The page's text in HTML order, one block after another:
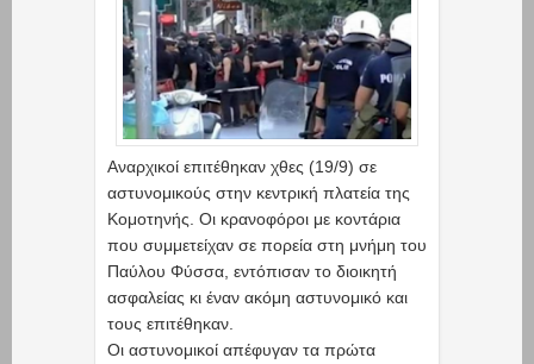
Αναρχικοί επιτέθηκαν χθες (19/9) σε
αστυνομικούς στην κεντρική πλατεία της
Κομοτηνής. Οι κρανοφόροι με κοντάρια
που συμμετείχαν σε πορεία στη μνήμη του
Παύλου Φύσσα, εντόπισαν το διοικητή
ασφαλείας κι έναν ακόμη αστυνομικό και
τους επιτέθηκαν.
Οι αστυνομικοί απέφυγαν τα πρώτα